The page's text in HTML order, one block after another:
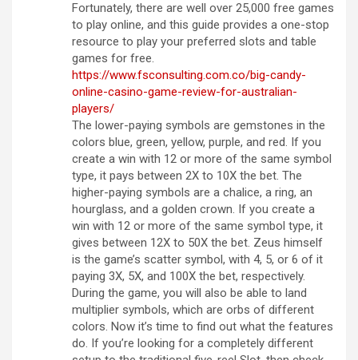
Fortunately, there are well over 25,000 free games
to play online, and this guide provides a one-stop
resource to play your preferred slots and table
games for free.
https://www.fsconsulting.com.co/big-candy-
online-casino-game-review-for-australian-
players/
The lower-paying symbols are gemstones in the
colors blue, green, yellow, purple, and red. If you
create a win with 12 or more of the same symbol
type, it pays between 2X to 10X the bet. The
higher-paying symbols are a chalice, a ring, an
hourglass, and a golden crown. If you create a
win with 12 or more of the same symbol type, it
gives between 12X to 50X the bet. Zeus himself
is the game’s scatter symbol, with 4, 5, or 6 of it
paying 3X, 5X, and 100X the bet, respectively.
During the game, you will also be able to land
multiplier symbols, which are orbs of different
colors. Now it’s time to find out what the features
do. If you’re looking for a completely different